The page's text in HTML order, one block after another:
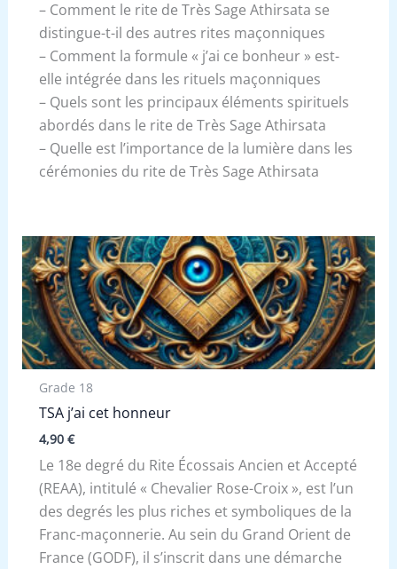
– Comment le rite de Très Sage Athirsata se
distingue-t-il des autres rites maçonniques
– Comment la formule « j’ai ce bonheur » est-
elle intégrée dans les rituels maçonniques
– Quels sont les principaux éléments spirituels
abordés dans le rite de Très Sage Athirsata
– Quelle est l’importance de la lumière dans les
cérémonies du rite de Très Sage Athirsata
Grade 18
TSA j’ai cet honneur
4,90 €
Le 18e degré du Rite Écossais Ancien et Accepté
(REAA), intitulé « Chevalier Rose-Croix », est l’un
des degrés les plus riches et symboliques de la
Franc-maçonnerie. Au sein du Grand Orient de
France (GODF), il s’inscrit dans une démarche